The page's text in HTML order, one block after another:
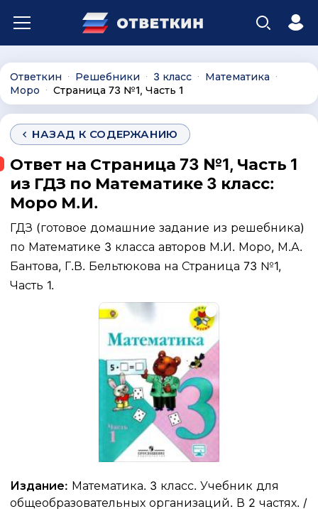
Ответкин ∙ Решебники ∙ 3 класс ∙ Математика ∙
Моро ∙ Страница 73 №1, Часть 1
НАЗАД К СОДЕРЖАНИЮ
Ответ на Страница 73 №1, Часть 1
из ГДЗ по Математике 3 класс:
Моро М.И.
ГДЗ (готовое домашние задание из решебника)
по Математике 3 класса авторов М.И. Моро, М.А.
Бантова, Г.В. Бельтюкова на Страница 73 №1,
Часть 1.
Издание: Математика. 3 класс. Учебник для
общеобразовательных организаций. В 2 частях. /